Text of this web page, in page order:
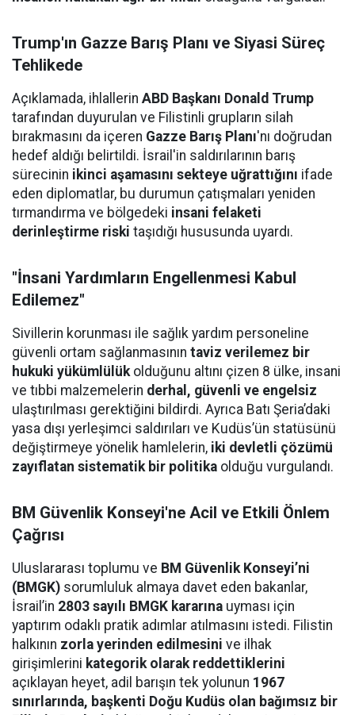
Trump'ın Gazze Barış Planı ve Siyasi Süreç
Tehlikede
Açıklamada, ihlallerin ABD Başkanı Donald Trump
tarafından duyurulan ve Filistinli grupların silah
bırakmasını da içeren Gazze Barış Planı'nı doğrudan
hedef aldığı belirtildi. İsrail'in saldırılarının barış
sürecinin ikinci aşamasını sekteye uğrattığını ifade
eden diplomatlar, bu durumun çatışmaları yeniden
tırmandırma ve bölgedeki insani felaketi
derinleştirme riski taşıdığı hususunda uyardı.
"İnsani Yardımların Engellenmesi Kabul
Edilemez"
Sivillerin korunması ile sağlık yardım personeline
güvenli ortam sağlanmasının taviz verilemez bir
hukuki yükümlülük olduğunu altını çizen 8 ülke, insani
ve tıbbi malzemelerin derhal, güvenli ve engelsiz
ulaştırılması gerektiğini bildirdi. Ayrıca Batı Şeria’daki
yasa dışı yerleşimci saldırıları ve Kudüs’ün statüsünü
değiştirmeye yönelik hamlelerin, iki devletli çözümü
zayıflatan sistematik bir politika olduğu vurgulandı.
BM Güvenlik Konseyi'ne Acil ve Etkili Önlem
Çağrısı
Uluslararası toplumu ve BM Güvenlik Konseyi’ni
(BMGK) sorumluluk almaya davet eden bakanlar,
İsrail’in 2803 sayılı BMGK kararına uyması için
yaptırım odaklı pratik adımlar atılmasını istedi. Filistin
halkının zorla yerinden edilmesini ve ilhak
girişimlerini kategorik olarak reddettiklerini
açıklayan heyet, adil barışın tek yolunun 1967
sınırlarında, başkenti Doğu Kudüs olan bağımsız bir